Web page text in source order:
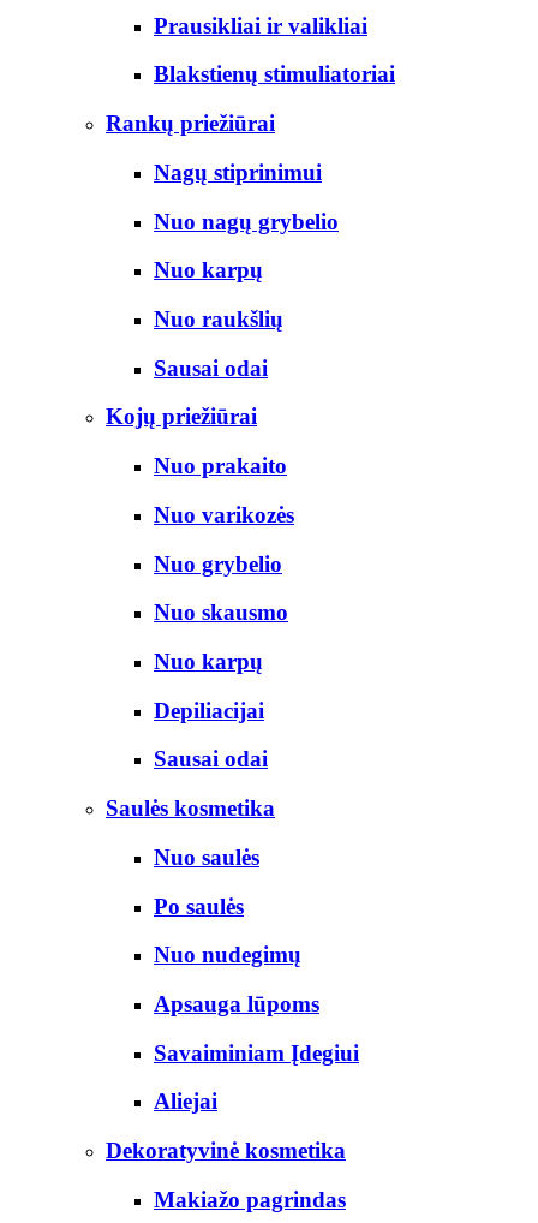
Prausikliai ir valikliai
Blakstienų stimuliatoriai
Rankų priežiūrai
Nagų stiprinimui
Nuo nagų grybelio
Nuo karpų
Nuo raukšlių
Sausai odai
Kojų priežiūrai
Nuo prakaito
Nuo varikozės
Nuo grybelio
Nuo skausmo
Nuo karpų
Depiliacijai
Sausai odai
Saulės kosmetika
Nuo saulės
Po saulės
Nuo nudegimų
Apsauga lūpoms
Savaiminiam Įdegiui
Aliejai
Dekoratyvinė kosmetika
Makiažo pagrindas